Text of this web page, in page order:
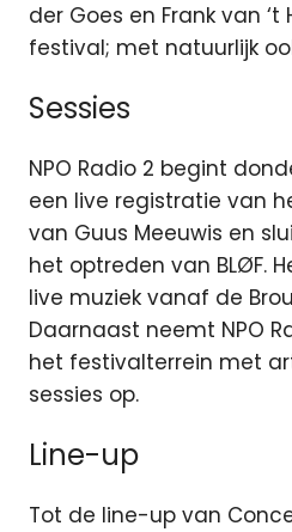
der Goes en Frank van
festival; met natuurlijk
Sessies
NPO Radio 2 begint
een live registratie van
van Guus Meeuwis en
het optreden van BLØF.
live muziek vanaf de
Daarnaast neemt NPO
het festivalterrein met
sessies op.
Line-up
Tot de line-up van